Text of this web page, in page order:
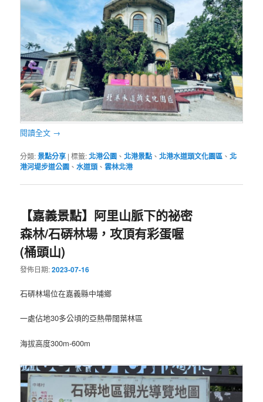
閱讀全文 →
分類:景點分享 |標籤:北港公園 、北港景點 、北港水道頭文化園區 、北
港河堤步道公園 、水道頭 、雲林北港
【嘉義景點】阿里山脈下的祕密
森林/石硦林場，攻頂有彩蛋喔
(桶頭山)
發佈日期:2023-07-16
石硦林場位在嘉義縣中埔鄉
一處佔地30多公頃的亞熱帶闊葉林區
海拔高度300m-600m